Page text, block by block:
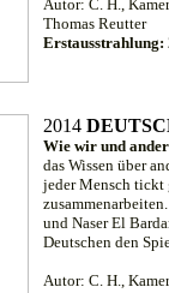
Autor: C. H.,
Thomas Reutter
Erstausstrahlung:
2014
Wie wir und
das Wissen über
jeder Mensch tickt
und Naser El
Deutschen den
Autor: C. H.,